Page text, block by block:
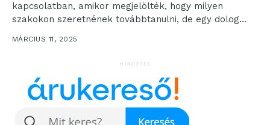
kapcsolatban, amikor megjelölték, hogy milyen
szakokon szeretnének továbbtanulni, de egy dolog
biztos: bármilyen pályát is választ valaki,...
MÁRCIUS 11, 2025
HIRDETÉS